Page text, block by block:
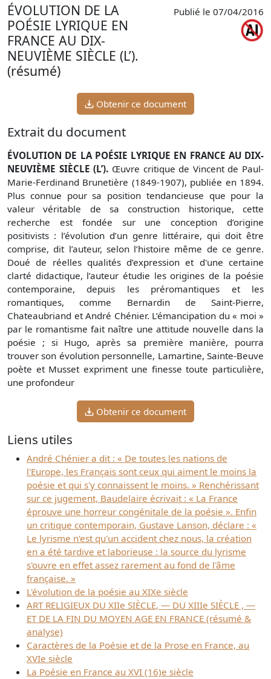
ÉVOLUTION DE LA
POÉSIE LYRIQUE EN
FRANCE AU DIX-
NEUVIÈME SIÈCLE (L’).
(résumé)
Publié le 07/04/2016
Obtenir ce document
Extrait du document
ÉVOLUTION DE LA POÉSIE LYRIQUE EN FRANCE AU DIX-
NEUVIÈME SIÈCLE (L’). Œuvre critique de Vincent de Paul-
Marie-Ferdinand Brunetière (1849-1907), publiée en 1894.
Plus connue pour sa position tendancieuse que pour la
valeur véritable de sa construction historique, cette
recherche est fondée sur une conception d’origine
positivists : l’évolution d’un genre littéraire, qui doit être
comprise, dit l’auteur, selon l’histoire même de ce genre.
Doué de réelles qualités d’expression et d'une certaine
clarté didactique, l’auteur étudie les origines de la poésie
contemporaine, depuis les préromantiques et les
romantiques, comme Bernardin de Saint-Pierre,
Chateaubriand et André Chénier. L’émancipation du « moi »
par le romantisme fait naître une attitude nouvelle dans la
poésie ; si Hugo, après sa première manière, pourra
trouver son évolution personnelle, Lamartine, Sainte-Beuve
poète et Musset expriment une finesse toute particulière,
une profondeur
Obtenir ce document
Liens utiles
André Chénier a dit : « De toutes les nations de
l'Europe, les Français sont ceux qui aiment le moins la
poésie et qui s'y connaissent le moins. » Renchérissant
sur ce jugement, Baudelaire écrivait : « La France
éprouve une horreur congénitale de la poésie ». Enfin
un critique contemporain, Gustave Lanson, déclare : «
Le lyrisme n'est qu'un accident chez nous, la création
en a été tardive et laborieuse : la source du lyrisme
s'ouvre en effet assez rarement au fond de l'âme
française. »
L'évolution de la poésie au XIXe siècle
ART RELIGIEUX DU XIIe SIÈCLE, — DU XIIIe SIÈCLE , —
ET DE LA FIN DU MOYEN AGE EN FRANCE (résumé &
analyse)
Caractères de la Poésie et de la Prose en France, au
XVIe siècle
La Poésie en France au XVI (16)e siècle